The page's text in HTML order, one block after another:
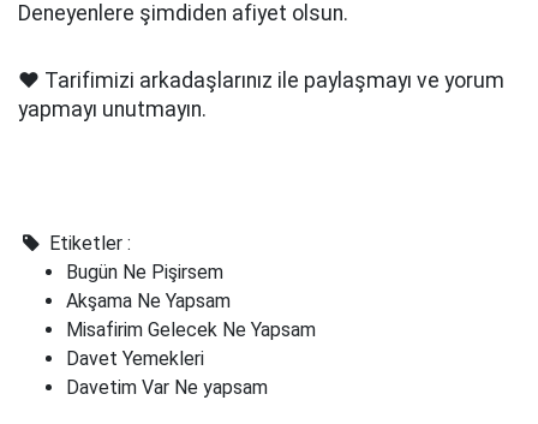
Deneyenlere şimdiden afiyet olsun.
❤️ Tarifimizi arkadaşlarınız ile paylaşmayı ve yorum
yapmayı unutmayın.
Etiketler :
Bugün Ne Pişirsem
Akşama Ne Yapsam
Misafirim Gelecek Ne Yapsam
Davet Yemekleri
Davetim Var Ne yapsam